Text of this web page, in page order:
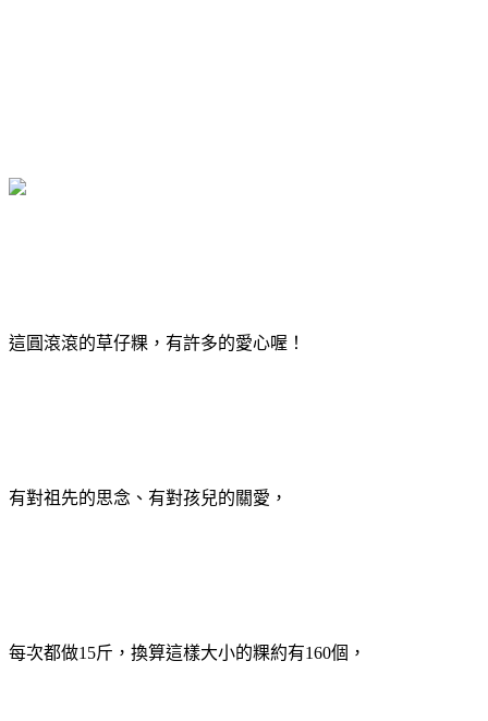
這圓滾滾的草仔粿，有許多的愛心喔！
有對祖先的思念、有對孩兒的關愛，
每次都做15斤，換算這樣大小的粿約有160個，